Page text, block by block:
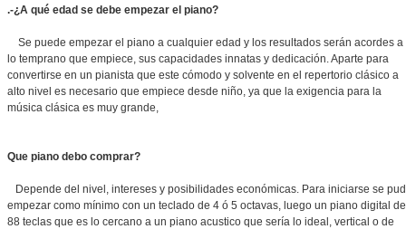
.-¿A qué edad se debe empezar el piano?
Se puede empezar el piano a cualquier edad y los resultados serán acordes a
lo temprano que empiece, sus capacidades innatas y dedicación. Aparte para
convertirse en un pianista que este cómodo y solvente en el repertorio clásico a
alto nivel es necesario que empiece desde niño, ya que la exigencia para la
música clásica es muy grande,
Que piano debo comprar?
Depende del nivel, intereses y posibilidades económicas. Para iniciarse se
empezar como mínimo con un teclado de 4 ó 5 octavas, luego un piano digital de
88 teclas que es lo cercano a un piano acustico que sería lo ideal, vertical o de